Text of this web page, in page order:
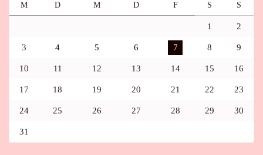
M D M D F S S
1 2
3 4 5 6 7 8 9
10 11 12 13 14 15 16
17 18 19 20 21 22 23
24 25 26 27 28 29 30
31